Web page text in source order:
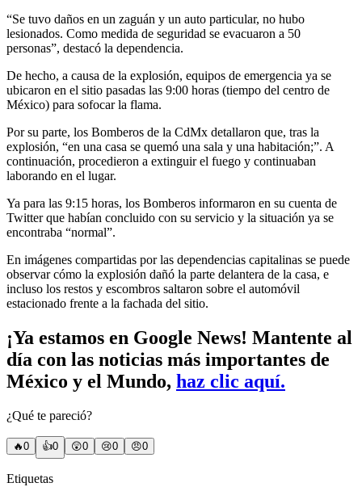
“Se tuvo daños en un zaguán y un auto particular, no hubo
lesionados. Como medida de seguridad se evacuaron a 50
personas”, destacó la dependencia.
De hecho, a causa de la explosión, equipos de emergencia ya se
ubicaron en el sitio pasadas las 9:00 horas (tiempo del centro de
México) para sofocar la flama.
Por su parte, los Bomberos de la CdMx detallaron que, tras la
explosión, “en una casa se quemó una sala y una habitación;”. A
continuación, procedieron a extinguir el fuego y continuaban
laborando en el lugar.
Ya para las 9:15 horas, los Bomberos informaron en su cuenta de
Twitter que habían concluido con su servicio y la situación ya se
encontraba “normal”.
En imágenes compartidas por las dependencias capitalinas se puede
observar cómo la explosión dañó la parte delantera de la casa, e
incluso los restos y escombros saltaron sobre el automóvil
estacionado frente a la fachada del sitio.
¡Ya estamos en Google News! Mantente al
día con las noticias más importantes de
México y el Mundo, haz clic aquí.
¿Qué te pareció?
🔥0 👍0 😲0 😢0 😠0
Etiquetas